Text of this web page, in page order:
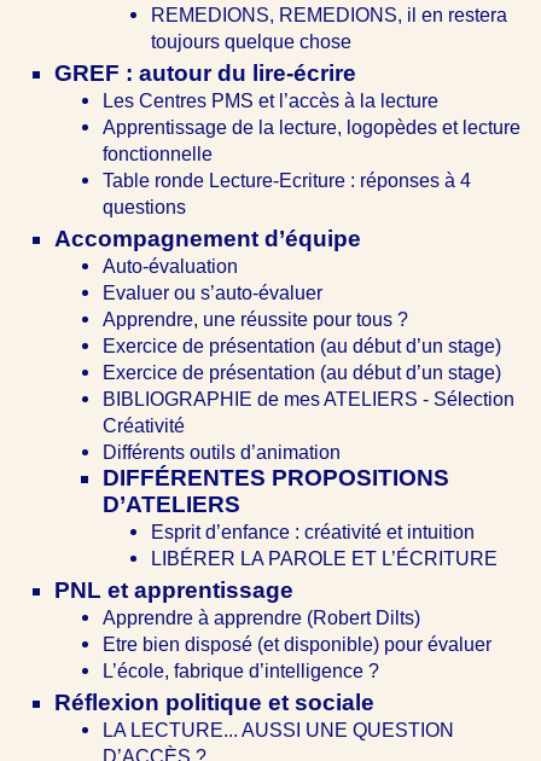
REMEDIONS, REMEDIONS, il en restera
toujours quelque chose
GREF : autour du lire-écrire
Les Centres PMS et l’accès à la lecture
Apprentissage de la lecture, logopèdes et lecture
fonctionnelle
Table ronde Lecture-Ecriture : réponses à 4
questions
Accompagnement d’équipe
Auto-évaluation
Evaluer ou s’auto-évaluer
Apprendre, une réussite pour tous ?
Exercice de présentation (au début d’un stage)
Exercice de présentation (au début d’un stage)
BIBLIOGRAPHIE de mes ATELIERS - Sélection
Créativité
Différents outils d’animation
DIFFÉRENTES PROPOSITIONS
D’ATELIERS
Esprit d’enfance : créativité et intuition
LIBÉRER LA PAROLE ET L’ÉCRITURE
PNL et apprentissage
Apprendre à apprendre (Robert Dilts)
Etre bien disposé (et disponible) pour évaluer
L’école, fabrique d’intelligence ?
Réflexion politique et sociale
LA LECTURE... AUSSI UNE QUESTION
D’ACCÈS ?